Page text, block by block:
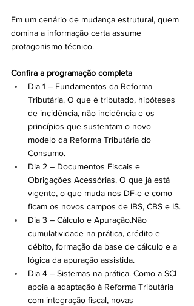
Em um cenário de mudança estrutural, quem
domina a informação certa assume
protagonismo técnico.
Confira a programação completa
Dia 1 – Fundamentos da Reforma
Tributária. O que é tributado, hipóteses
de incidência, não incidência e os
princípios que sustentam o novo
modelo da Reforma Tributária do
Consumo.
Dia 2 – Documentos Fiscais e
Obrigações Acessórias. O que já está
vigente, o que muda nos DF-e e como
ficam os novos campos de IBS, CBS e IS.
Dia 3 – Cálculo e Apuração.Não
cumulatividade na prática, crédito e
débito, formação da base de cálculo e a
lógica da apuração assistida.
Dia 4 – Sistemas na prática. Como a SCI
apoia a adaptação à Reforma Tributária
com integração fiscal, novas